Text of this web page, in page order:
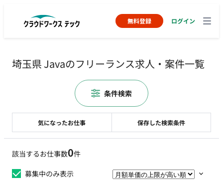
無料登録 ログイン
埼玉県 Javaのフリーランス求人・案件一覧
該当するお仕事数0件
募集中のみ表示
気になったお仕事 保存した検索条件
条件検索